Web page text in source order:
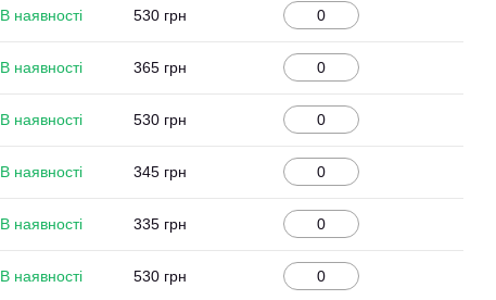
В наявності 530 грн
В наявності 365 грн
В наявності 530 грн
В наявності 345 грн
В наявності 335 грн
В наявності 530 грн